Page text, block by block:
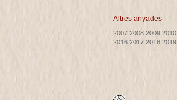
Altres anyades
2007 2008 2009 2010
2016 2017 2018 2019